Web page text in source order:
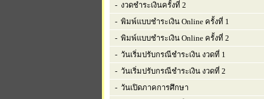
- งวดชำระเงินครั้งที่ 2
- พิมพ์แบบชำระเงิน Online ครั้งที่ 1
- พิมพ์แบบชำระเงิน Online ครั้งที่ 2
- วันเริ่มปรับกรณีชำระเงิน งวดที่ 1
- วันเริ่มปรับกรณีชำระเงิน งวดที่ 2
- วันเปิดภาคการศึกษา